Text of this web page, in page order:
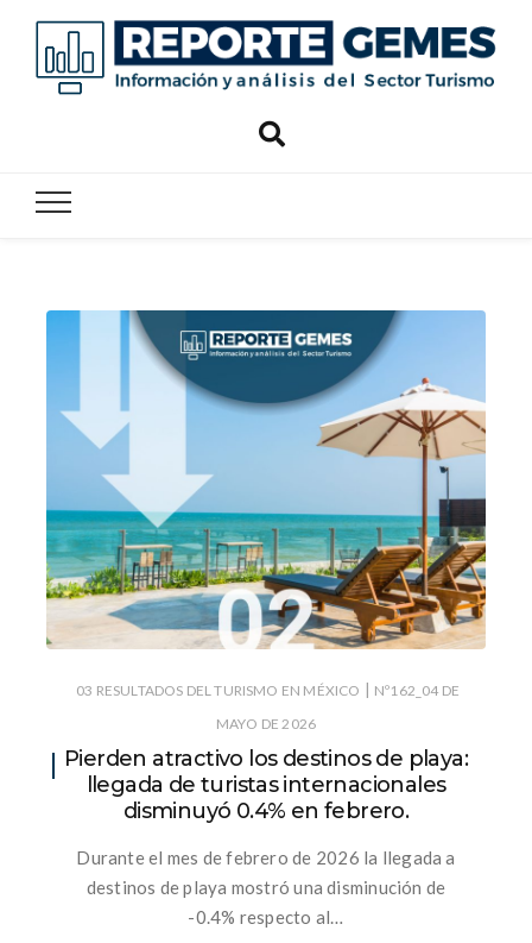
03 RESULTADOS DEL TURISMO EN MÉXICO | Nº162_04 DE
MAYO DE 2026
Pierden atractivo los destinos de playa:
llegada de turistas internacionales
disminuyó 0.4% en febrero.
Durante el mes de febrero de 2026 la llegada a
destinos de playa mostró una disminución de
-0.4% respecto al…